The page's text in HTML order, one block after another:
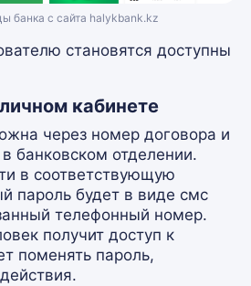
банка с сайта halykbank.kz
становятся доступны
кабинете
через номер договора и
банковском отделении.
в соответствующую
пароль будет в виде смс
телефонный номер.
получит доступ к
поменять пароль,